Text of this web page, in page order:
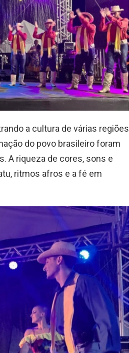
a cultura de várias regiões
do povo brasileiro foram
A riqueza de cores, sons e
ritmos afros e a fé em